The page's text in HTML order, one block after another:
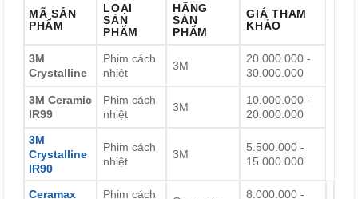
MÃ SẢN
PHẨM
LOẠI
SẢN
PHẨM
HÃNG
SẢN
PHẨM
GIÁ THAM
KHẢO
3M
Crystalline
Phim cách
nhiệt
3M
20.000.000 -
30.000.000
3M Ceramic
IR99
Phim cách
nhiệt
3M
10.000.000 -
20.000.000
3M
Crystalline
IR90
Phim cách
nhiệt
3M
5.500.000 -
15.000.000
Ceramax
Phim cách
8.000.000 -